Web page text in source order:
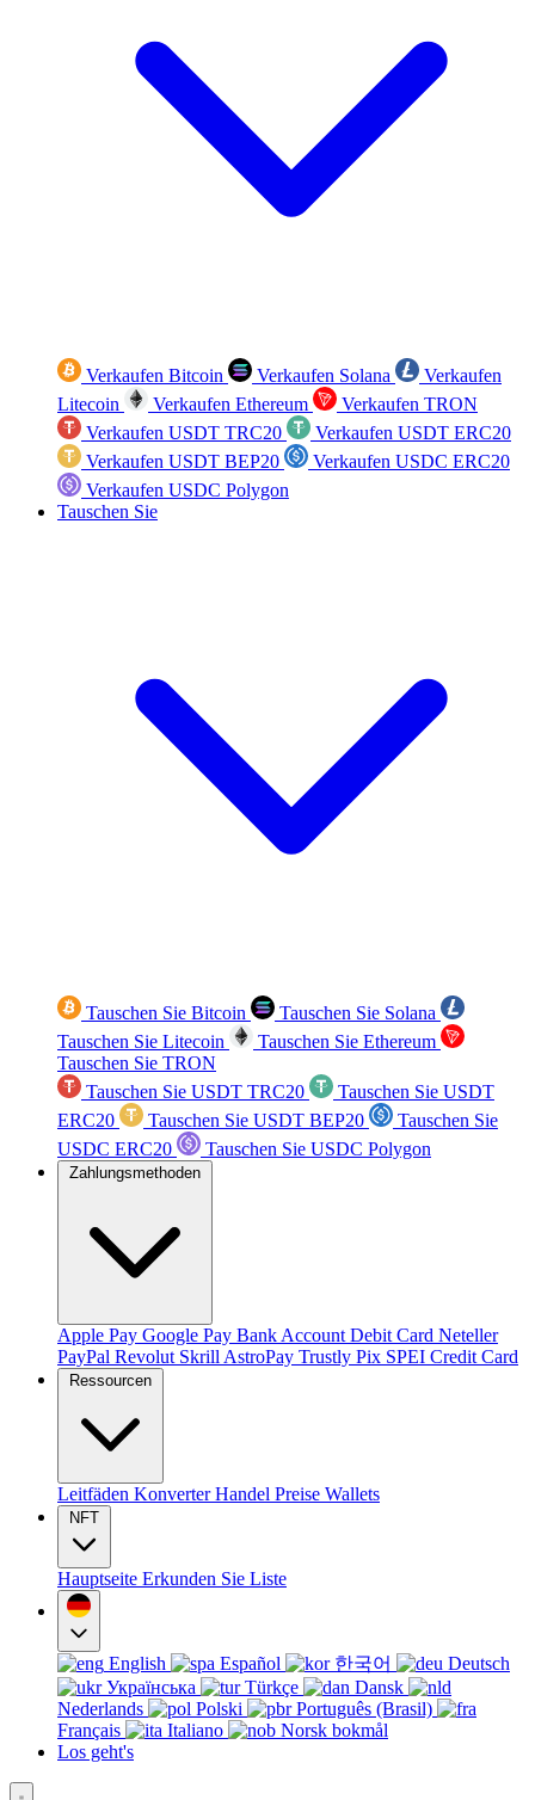
Verkaufen Bitcoin Verkaufen Solana
Verkaufen
Litecoin
Verkaufen Ethereum
Verkaufen TRON
Verkaufen USDT TRC20
Verkaufen USDT ERC20
Verkaufen USDT BEP20
Verkaufen USDC ERC20
Verkaufen USDC Polygon
Tauschen Sie
Tauschen Sie Bitcoin
Tauschen Sie Solana
Tauschen Sie Litecoin
Tauschen Sie Ethereum
Tauschen Sie TRON
Tauschen Sie USDT TRC20
Tauschen Sie USDT
ERC20
Tauschen Sie USDT BEP20
Tauschen Sie
USDC ERC20
Tauschen Sie USDC Polygon
Zahlungsmethoden
Apple Pay Google Pay Bank Account Debit Card Neteller
PayPal Revolut Skrill AstroPay Trustly Pix SPEI Credit Card
Ressourcen
Leitfäden KonverterHandel Preise Wallets
NFT
Hauptseite Erkunden Sie Liste
English Español 한국어
Deutsch
Українська
Türkçe
Dansk
Nederlands
Polski
Português (Brasil)
Français
Italiano
Norsk bokmål
Los geht's